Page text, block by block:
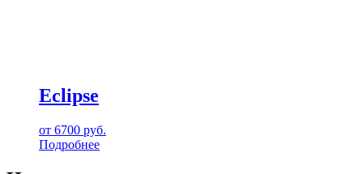
Eclipse
от 6700 руб.
Подробнее